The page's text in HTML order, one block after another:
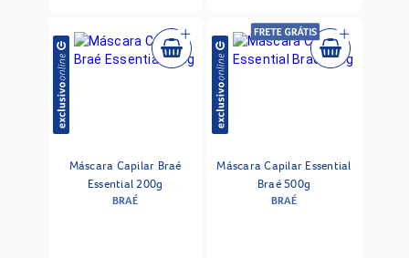
Máscara Capilar Braé
Essential 200g
BRAÉ
Máscara Capilar Essential
Braé 500g
BRAÉ